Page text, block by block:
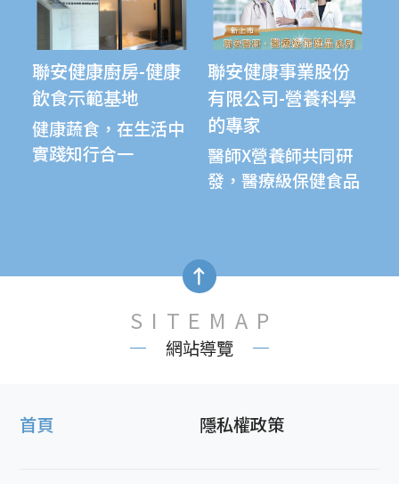
聯安健康廚房-健康
飲食示範基地
健康蔬食，在生活中
實踐知行合一
聯安健康事業股份
有限公司-營養科學
的專家
醫師X營養師共同研
發，醫療級保健食品
SITEMAP
網站導覽
首頁 隱私權政策